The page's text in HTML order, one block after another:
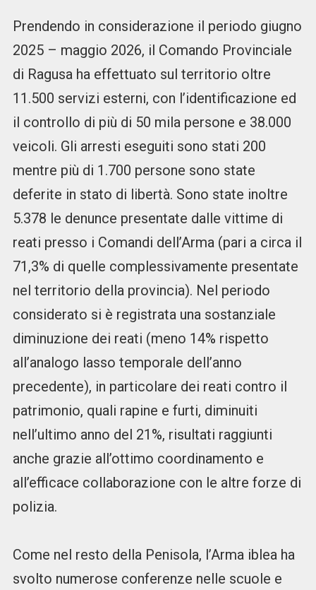
Prendendo in considerazione il periodo giugno
2025 – maggio 2026, il Comando Provinciale
di Ragusa ha effettuato sul territorio oltre
11.500 servizi esterni, con l’identificazione ed
il controllo di più di 50 mila persone e 38.000
veicoli. Gli arresti eseguiti sono stati 200
mentre più di 1.700 persone sono state
deferite in stato di libertà. Sono state inoltre
5.378 le denunce presentate dalle vittime di
reati presso i Comandi dell’Arma (pari a circa il
71,3% di quelle complessivamente presentate
nel territorio della provincia). Nel periodo
considerato si è registrata una sostanziale
diminuzione dei reati (meno 14% rispetto
all’analogo lasso temporale dell’anno
precedente), in particolare dei reati contro il
patrimonio, quali rapine e furti, diminuiti
nell’ultimo anno del 21%, risultati raggiunti
anche grazie all’ottimo coordinamento e
all’efficace collaborazione con le altre forze di
polizia.
Come nel resto della Penisola, l’Arma iblea ha
svolto numerose conferenze nelle scuole e